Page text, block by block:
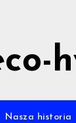
Nasza historia